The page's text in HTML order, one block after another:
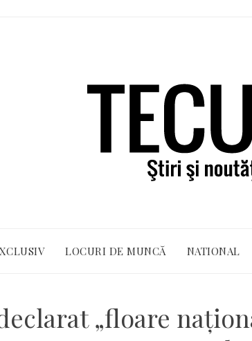
LOCURI DE MUNCĂ NATIONAL
„floare